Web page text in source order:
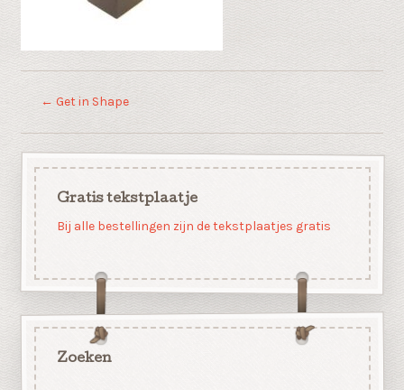
← Get in Shape
Gratis tekstplaatje
Bij alle bestellingen zijn de tekstplaatjes gratis
Zoeken